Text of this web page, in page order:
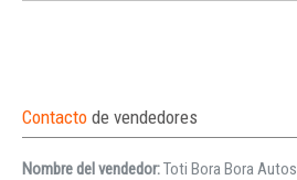
Contacto de vendedores
Nombre del vendedor:Toti Bora Bora Autos